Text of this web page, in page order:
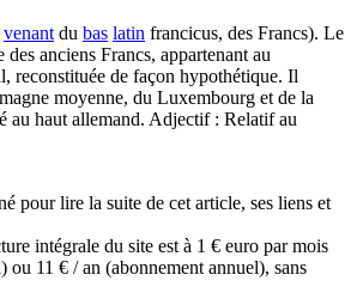
venant du bas latin francicus, des Francs). Le
anciens Francs, appartenant au
reconstituée de façon hypothétique. Il
moyenne, du Luxembourg et de la
au haut allemand. Adjectif : Relatif au
pour lire la suite de cet article, ses liens et
intégrale du site est à 1 € euro par mois
ou 11 € / an (abonnement annuel), sans